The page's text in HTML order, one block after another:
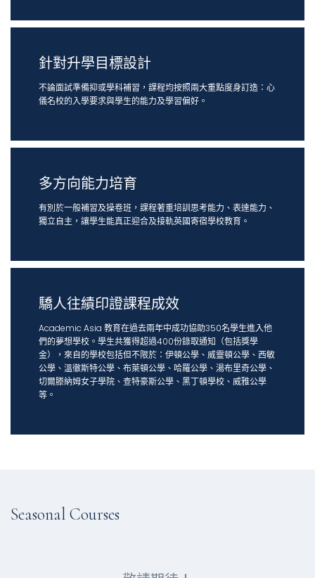
針對升學目標設計
不論面試準備抑或學科補習，課程均按照兩大重點度身訂造：心
儀名校的入學要求與學生的能力及學習偏好。
多方向能力培育
有別於一般補習及操卷班，課程著重培訓思考能力、表達能力、
獨立自主，讓學生能真正迎合及接軌英國寄宿學校教育。
驕人往績印證課程成效
Academic Asia 教育在過去兩年中成功協助350名學生進入他
們的夢想學校。學生共獲得超過400份錄取通知（包括獎學
金），來自的學校包括但不限於：伊頓公學、威靈頓公學、西敏
公學、溫徹斯特公學、布萊頓公學、哈羅公學、湯布里奇公學、
切爾滕納姆女子學院、查特豪斯公學、黑丁頓學校、威雅公學
等。
Seasonal Courses